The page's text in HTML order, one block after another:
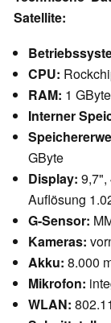
Satellite:
CPU:
RAM: 1
Interner
GByte
Display: 9,7",
Auflösung
G-Sensor:
Kameras:
Akku: 8.000
Mikrofon:
WLAN: